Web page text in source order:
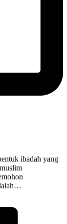
ibadah yang